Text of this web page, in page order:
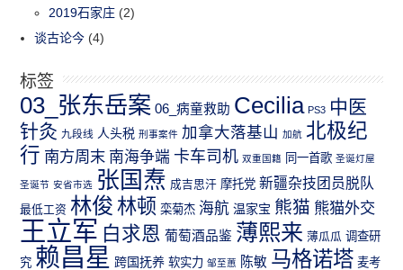
2019石家庄 (2)
谈古论今 (4)
标签
03_张东岳案 06_病童救助 Cecilia PS3 中医
针灸 九段线 人头税 刑事案件 加拿大落基山 加航 北极纪
行 南方周末 南海争端 卡车司机 双重国籍 同一首歌 圣诞灯屋
圣诞节 安省市选 张国焘 成吉思汗 摩托党 新疆杂技团员脱队
最低工资 林俊 林顿 栾菊杰 海航 温家宝 熊猫 熊猫外交
王立军 白求恩 葡萄酒品鉴 薄熙来 薄瓜瓜 调查研
究 赖昌星 跨国抚养 软实力 邹至蕙 陈敏 马格诺塔 麦考